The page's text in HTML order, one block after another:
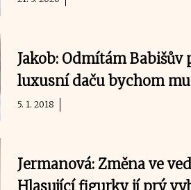
Jakob: Odmítám
luxusní daču bychom
5. 1. 2018
Jermanová: Změna ve
Hlasující figurky jí prý